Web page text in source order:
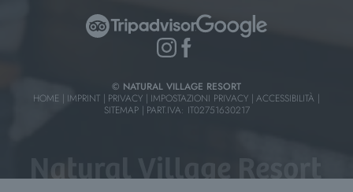
© NATURAL VILLAGE RESORT
HOME
IMPRINT | PRIVACY | IMPOSTAZIONI PRIVACY | ACCESSIBILITÀ |
SITEMAP | PART.IVA: IT02751630217